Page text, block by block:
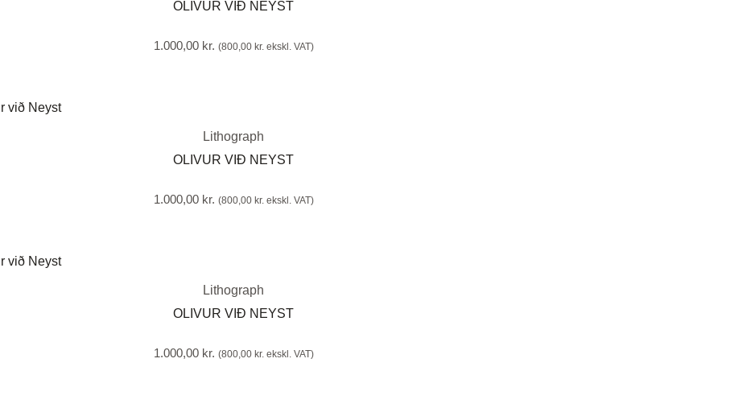
OLIVUR VIÐ NEYST
1.000,00 kr. (800,00 kr.ekskl. VAT)
Lithograph
OLIVUR VIÐ NEYST
1.000,00 kr. (800,00 kr.ekskl. VAT)
Lithograph
OLIVUR VIÐ NEYST
1.000,00 kr. (800,00 kr.ekskl. VAT)